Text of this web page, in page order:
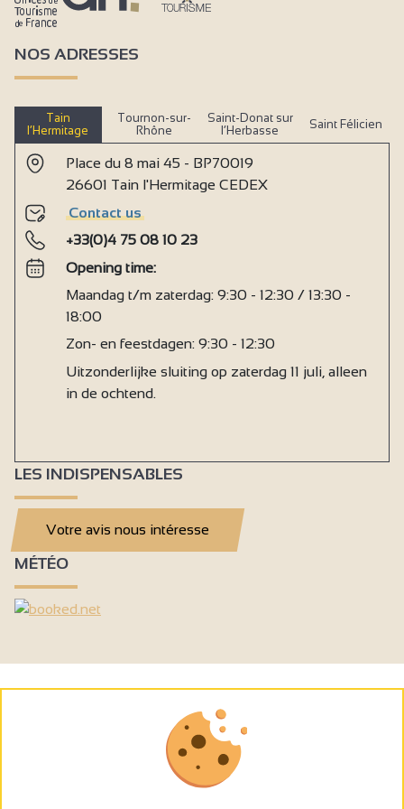
Verwarming
Dubbele beglazing
gratis prive gebruik internet
Televisie
Draadloze luidspreker
Wifi Internet
1 badkamer (privé)
Italiaanse douche
Privé sanitair
Receptie
Seminarie/vergaderzaal
NOS ADRESSES
Tain
l’Hermitage
Tournon-sur-
Rhône
Saint-Donat sur
l’Herbasse
Saint Félicien
Place du 8 mai 45 - BP70019
26601 Tain l'Hermitage CEDEX
Contact us
+33(0)4 75 08 10 23
Opening time:
Maandag t/m zaterdag: 9:30 - 12:30 / 13:30 -
18:00
Zon- en feestdagen: 9:30 - 12:30
Uitzonderlijke sluiting op zaterdag 11 juli, alleen
in de ochtend.
LES INDISPENSABLES
Votre avis nous intéresse
MÉTÉO